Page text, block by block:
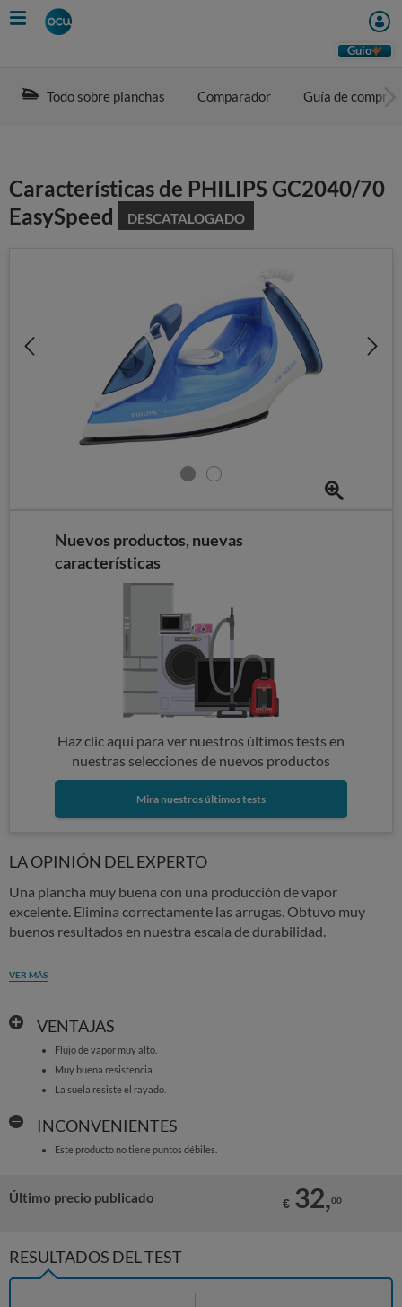
Skip
to
Guio
Todo sobre planchas Comparador Guía de compra
Características de PHILIPS GC2040/70
EasySpeed
DESCATALOGADO
Nuevos productos, nuevas
características
Haz clic aquí para ver nuestros últimos tests en
nuestras selecciones de nuevos productos
Mira nuestros últimos tests
LA OPINIÓN DEL EXPERTO
Una plancha muy buena con una producción de vapor
excelente. Elimina correctamente las arrugas. Obtuvo muy
buenos resultados en nuestra escala de durabilidad.
VER MÁS
VENTAJAS
Flujo de vapor muy alto.
Muy buena resistencia.
La suela resiste el rayado.
INCONVENIENTES
Este producto no tiene puntos débiles.
Último precio publicado € 32,00
RESULTADOS DEL TEST